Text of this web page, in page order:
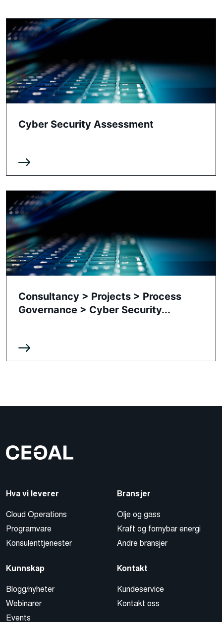
Cyber Security Assessment
Consultancy > Projects > Process
Governance > Cyber Security...
Hva vi leverer
Cloud Operations
Programvare
Konsulenttjenester
Bransjer
Olje og gass
Kraft og fornybar energi
Andre bransjer
Kunnskap
Blogg/nyheter
Webinarer
Events
Kontakt
Kundeservice
Kontakt oss